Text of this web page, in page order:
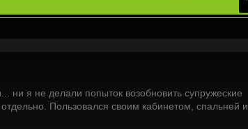
я не делали попыток возобновить супружеские
Пользовался своим кабинетом, спальней и